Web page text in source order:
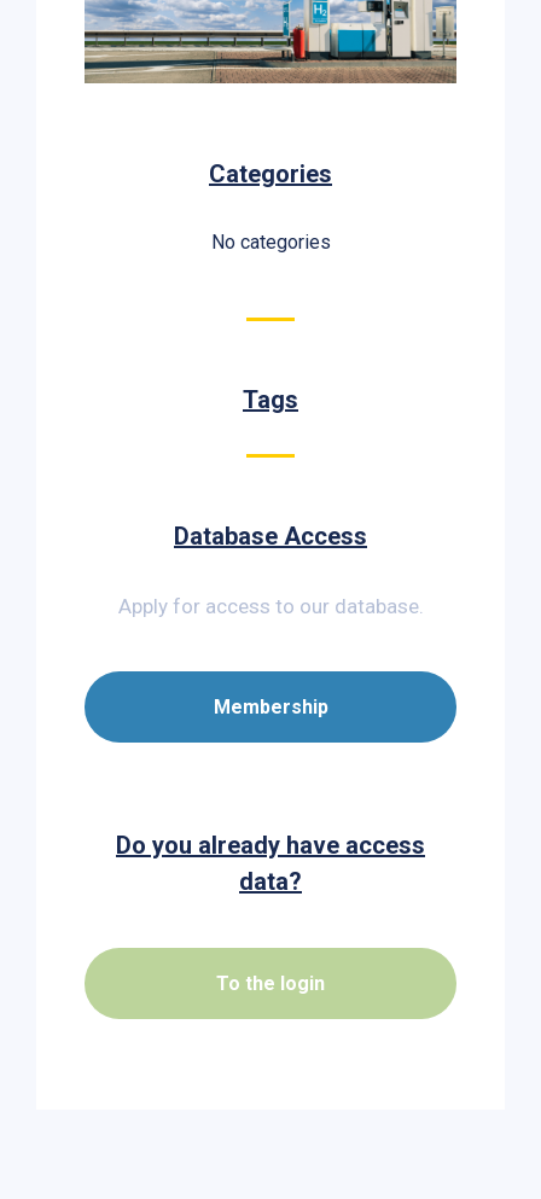
Categories
No categories
Tags
Database Access
Apply for access to our database.
Membership
Do you already have access
data?
To the login